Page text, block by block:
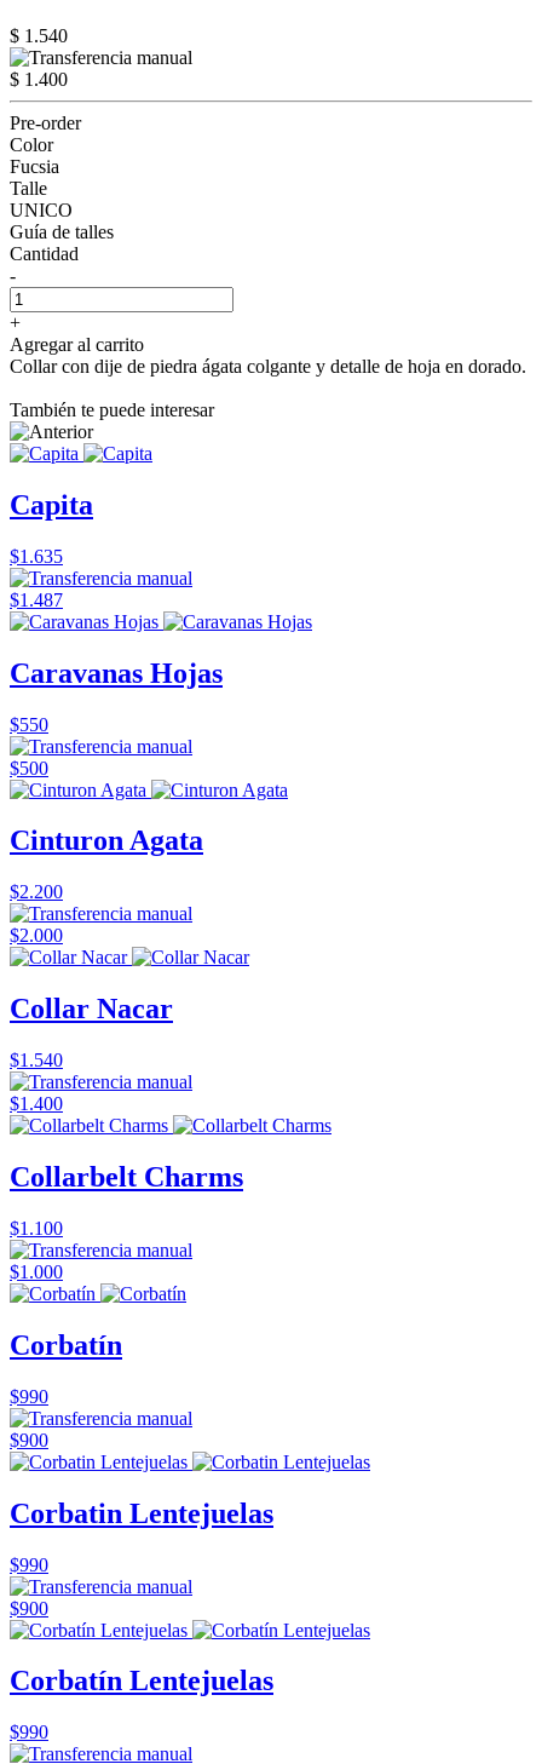
$ 1.540
$ 1.400
Pre-order
Color
Fucsia
Talle
UNICO
Guía de talles
Cantidad
-
+
Agregar al carrito
Collar con dije de piedra ágata colgante y detalle de hoja en dorado.
También te puede interesar
Capita
$1.635
$1.487
Caravanas Hojas
$550
$500
Cinturon Agata
$2.200
$2.000
Collar Nacar
$1.540
$1.400
Collarbelt Charms
$1.100
$1.000
Corbatín
$990
$900
Corbatin Lentejuelas
$990
$900
Corbatín Lentejuelas
$990